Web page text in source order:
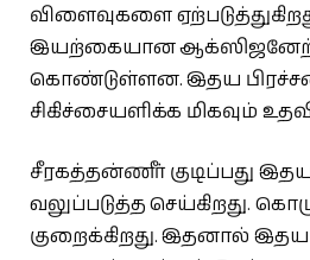
விளைவுகளை
இயற்கையான
கொண்டுள்ளன. இதய
சிகிச்சையளிக்க மிகவும்
சீரகத்தன்ணீர் குடிப்பது
வலுப்படுத்த செய்கிறது.
குறைக்கிறது. இதனால் இதய